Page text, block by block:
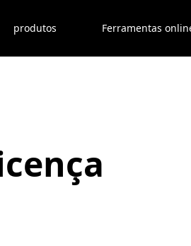
produtos Ferramentas